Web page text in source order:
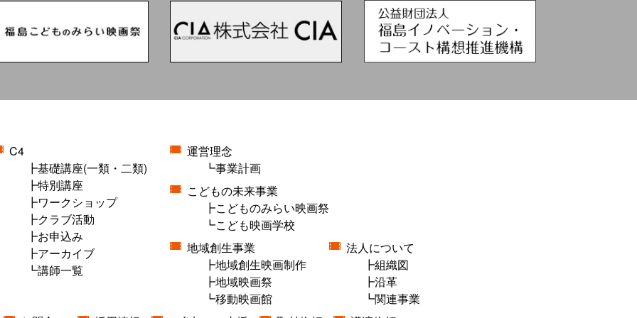
C4
基礎講座(一類・二類)
特別講座
ワークショップ
クラブ活動
お申込み
アーカイブ
講師一覧
運営理念
事業計画
こどもの未来事業
こどものみらい映画祭
こども映画学校
地域創生事業
地域創生映画制作
地域映画祭
移動映画館
法人について
組織図
沿革
関連事業